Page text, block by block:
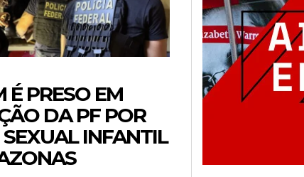
É PRESO EM
DA PF POR
INFANTIL